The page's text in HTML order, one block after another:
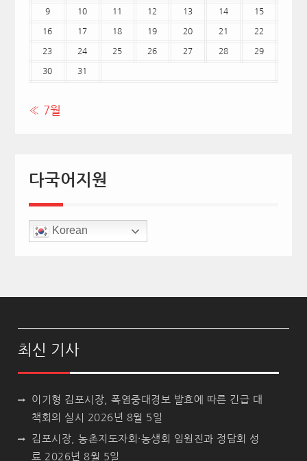
9 10 11 12 13 14 15
16 17 18 19 20 21 22
23 24 25 26 27 28 29
30 31
« 7월
다국어지원
Korean
최신 기사
이기형 김포시장, 폭염중대경보 발효에 따른 긴급 대
책회의 실시
2026년 8월 5일
김포시장, 농촌지도자회·농생회 임원진과 정담회 성
료 2026년 8월 5일